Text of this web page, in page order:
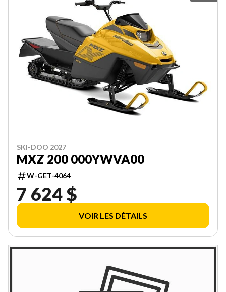
SKI-DOO 2027
MXZ 200 000YWVA00
W-GET-4064
7 624 $
VOIR LES DÉTAILS